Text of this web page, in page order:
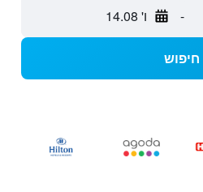
- ו' 14.08
חיפוש